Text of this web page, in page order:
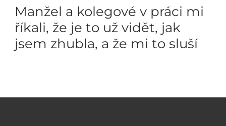
Manžel a kolegové v práci mi
říkali, že je to už vidět, jak
jsem zhubla, a že mi to sluší